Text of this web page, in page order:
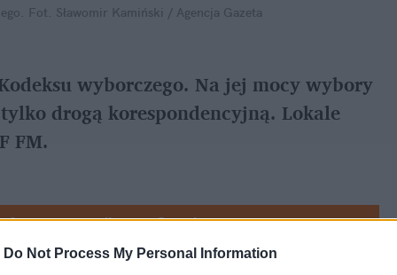
Do Not Process My Personal Information
Fot. Sławomir Kamiński / Agencja Gazeta
wyborczego. Na jej mocy wybory
drogą korespondencyjną. Lokale
FM.
medium w Google